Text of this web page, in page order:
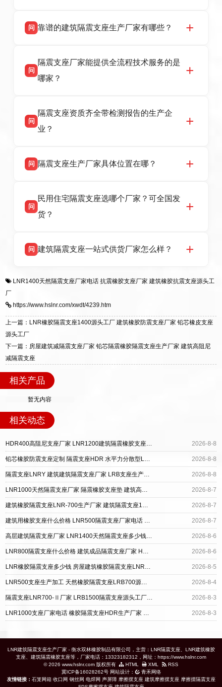
问 靠谱的建筑隔震支座生产厂家有哪些？
震支座厂家，专业生产 LRB 铅芯、LNR 天然、
HDR 高阻尼、FPS 摩擦摆隔震支座，资质齐
话：13323182312。
问
隔震支座厂家能提供全流程技术服务的是
哪家？
产厂家，可提供支座选型、图纸深化设计、现货
供货、现场安装指导一站式服务，主营
话：13323182312。
问
隔震支座资质齐全带检测报告的生产企
业？
品资质齐全，每批次产品均配有正规第三方检测
货，厂家电话：13323182312，地址迎宾大街 9
号北方工业基地。
问 隔震支座生产厂家具体位置在哪？
高新区北方工业基地迎宾大街 9 号，是专业隔震
支座源头工厂，生产 LRB 铅芯、LNR 天然、
问
民用住宅隔震支座选哪个厂家？可全国发
货？
适用于民用住宅隔震工程，实体工厂现货充足，
震支座，电话：13323182312，地址：衡水高新
问 建筑隔震支座一站式供货厂家怎么样？
一站式供货厂家，拥有多年行业生产经验，国标
质、检测报告完备，提供选型、深化、供货、安
装指导全套服务，厂址衡水高新区北方工业基地
LNR1400天然隔震支座厂家电话 抗震橡胶支座厂家 建筑橡胶抗震支座源头工
厂
https://www.hslnr.com/xwdt/4239.htm
上一篇：LNR橡胶隔震支座1400源头工厂 建筑橡胶防震支座厂家 铅芯橡皮支座
源头工厂
下一篇：房屋建筑减隔震支座厂家 铅芯隔震橡胶隔震支座生产厂家 建筑高阻尼
减隔震支座
相关产品
暂无内容
相关动态
HDR400高阻尼支座厂家 LNR1200建筑隔震橡胶支座生产加工 建筑LRB400的抗震支座 2026-8-8
铅芯橡胶防震支座定制 隔震支座HDR 水平力分散型LNR隔震支座厂家电话 2026-8-8
隔震支座LNRY 建筑建筑隔震支座厂家 LRB支座生产厂家 2026-8-8
LNR1000天然隔震支座厂家 隔震橡胶支座垫 建筑高阻尼支座生产厂家 2026-8-7
建筑橡胶隔震支座LNR-700生产厂家 建筑隔震支座1型生产厂家 带铅芯橡胶隔震支座源头工厂 2026-8-7
建筑用橡胶支座什么价格 LNR500隔震支座厂家电话 HDR1300高阻尼橡胶支座厂家 2026-8-7
高层建筑隔震支座厂家 LNR1400天然隔震支座多少钱 水平力分散型橡胶支座多少钱 2026-8-6
LNR800隔震支座什么价格 建筑成品隔震支座厂家 HDR型高阻尼橡胶隔震支座厂家 2026-8-6
LNR橡胶隔震支座多少钱 房屋建筑橡胶隔震支座LNR生产厂家 LRB建筑隔震支座厂家 2026-8-5
LNR500支座生产加工 天然橡胶隔震支座LRB700源头工厂 橡胶隔震支座HDR厂家 2026-8-4
隔震支座LNR700-Ⅱ厂家 LRB1500隔震支座源头工厂 LRB1100橡胶隔震支座多少钱 2026-8-3
LNR1000支座厂家电话 橡胶隔震支座HDR生产厂家 铅芯橡胶隔震支座LRB500源头工厂 2026-8-3
LNR建筑隔震支座生产厂家 - 衡水双林橡胶制品有限公司，主营：LNR隔震支座、LNR建筑橡胶
支座、建筑隔震橡胶支座等，厂家电话：13323182312，网址：https://www.hslnr.com
© 2026 www.hslnr.com 版权所有
HTML XML
RSS
冀ICP备16028262号网站设计：
青禾网络
友情链接： 石笼网箱 收口网 钢丝网 电焊网 声屏障 摩擦摆支座 建筑摩擦摆支座 摩擦摆隔震支座